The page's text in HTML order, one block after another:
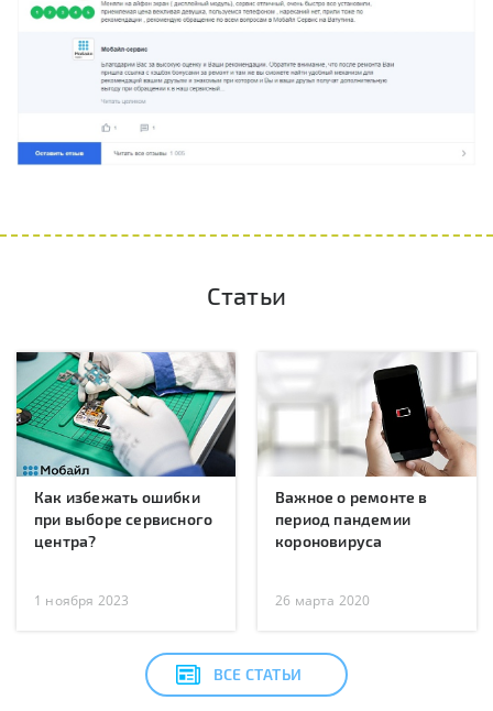
Статьи
Как избежать ошибки
при выборе сервисного
центра?
1 ноября 2023
Важное о ремонте в
период пандемии
короновируса
26 марта 2020
ВСЕ СТАТЬИ